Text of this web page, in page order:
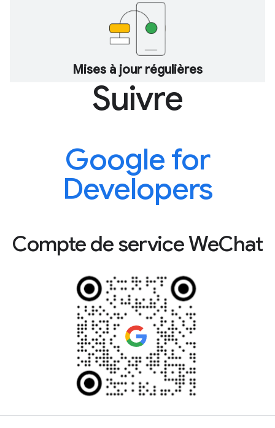
Mises à jour régulières
Suivre
Google for
Developers
Compte de service WeChat